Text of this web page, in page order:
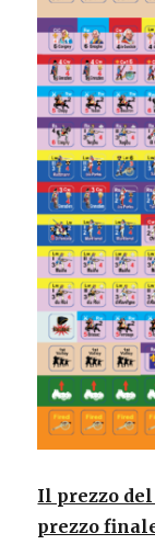
Il prezzo
prezzo